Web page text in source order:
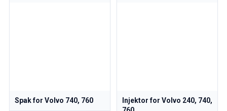
Spak for Volvo 740, 760
Injektor for Volvo 240, 740,